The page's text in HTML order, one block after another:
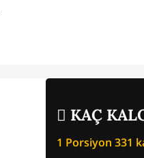
KAÇ
1 Porsiyon 331